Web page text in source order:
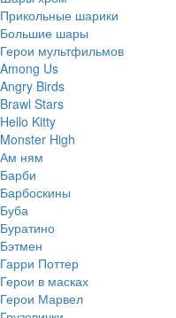
Прикольные шарики
Большие шары
Герои мультфильмов
Among Us
Angry Birds
Brawl Stars
Hello Kitty
Monster High
Ам ням
Барби
Барбоскины
Буба
Буратино
Бэтмен
Гарри Поттер
Герои в масках
Герои Марвел